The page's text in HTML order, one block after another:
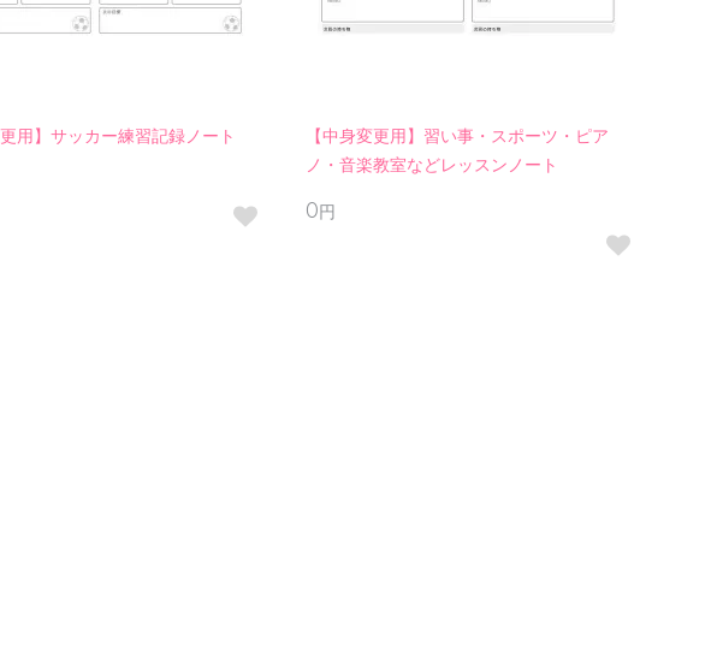
更用】サッカー練習記録ノート
【中身変更用】習い事・スポーツ・ピア
ノ・音楽教室などレッスンノート
0円